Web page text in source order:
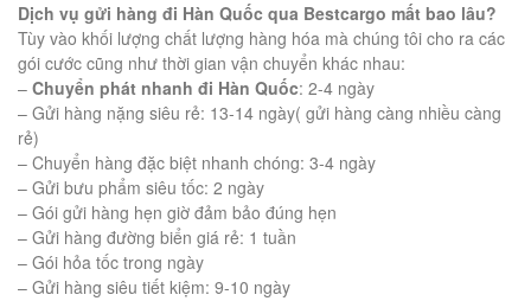
Dịch vụ gửi hàng đi Hàn Quốc qua Bestcargo mất bao lâu?
Tùy vào khối lượng chất lượng hàng hóa mà chúng tôi cho ra các
gói cước cũng như thời gian vận chuyển khác nhau:
– Chuyển phát nhanh đi Hàn Quốc: 2-4 ngày
– Gửi hàng nặng siêu rẻ: 13-14 ngày( gửi hàng càng nhiều càng
rẻ)
– Chuyển hàng đặc biệt nhanh chóng: 3-4 ngày
– Gửi bưu phẩm siêu tốc: 2 ngày
– Gói gửi hàng hẹn giờ đảm bảo đúng hẹn
– Gửi hàng đường biển giá rẻ: 1 tuần
– Gói hỏa tốc trong ngày
– Gửi hàng siêu tiết kiệm: 9-10 ngày